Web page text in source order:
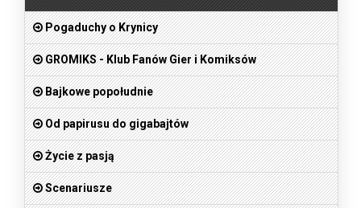
Pogaduchy o Krynicy
GROMIKS - Klub Fanów Gier i Komiksów
Bajkowe popołudnie
Od papirusu do gigabajtów
Życie z pasją
Scenariusze